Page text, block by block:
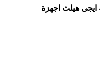
هيلث اجهزة